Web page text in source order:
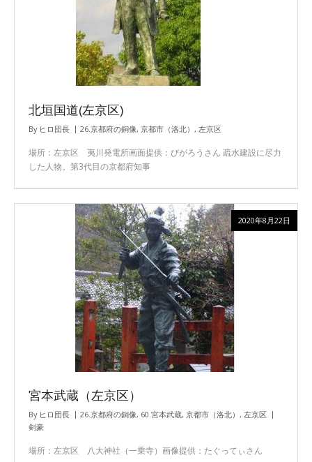
北垣国道(左京区)
By ヒロ団長 26.京都府の銅像, 京都市（洛北） , 左京区
場所：左京区 夷川発電所画面提供：びがろうさん 疏水建設に尽力
した人物。第3代目の京都府知事
宮本武蔵（左京区）
By ヒロ団長 26.京都府の銅像, 60.宮本武蔵, 京都市（洛北） , 左京区
剣豪
場所：左京区 八大神社（一乗寺）画像提供：たぐってぃさん
2020年8月22日